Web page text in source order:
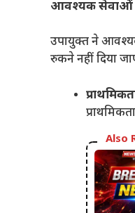
आवश्यक सेवाओं के
उपायुक्त ने
रुकने नहीं दिया
Also